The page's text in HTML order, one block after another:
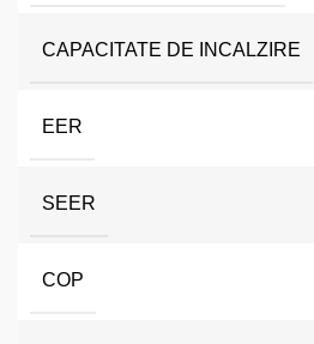
CAPACITATE DE INCALZIRE
EER
SEER
COP